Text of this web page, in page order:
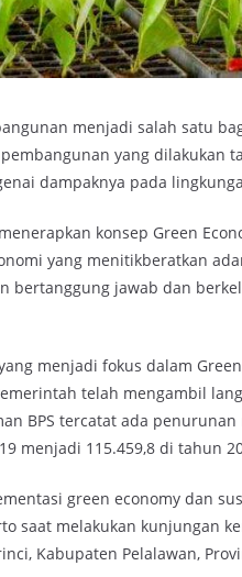
menjadi salah satu
yang dilakukan
dampaknya pada
konsep Green
yang menitikberatkan
bertanggung jawab dan
menjadi fokus dalam
telah mengambil
BPS tercatat ada
menjadi 115.459,8 di tahun
green economy dan
saat melakukan kunjungan
Kabupaten Pelalawan,